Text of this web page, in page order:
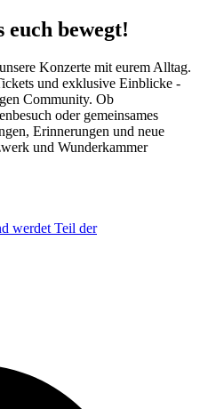
euch bewegt!
Konzerte mit eurem Alltag.
und exklusive Einblicke -
Community. Ob
oder gemeinsames
Erinnerungen und neue
und Wunderkammer
werdet Teil der